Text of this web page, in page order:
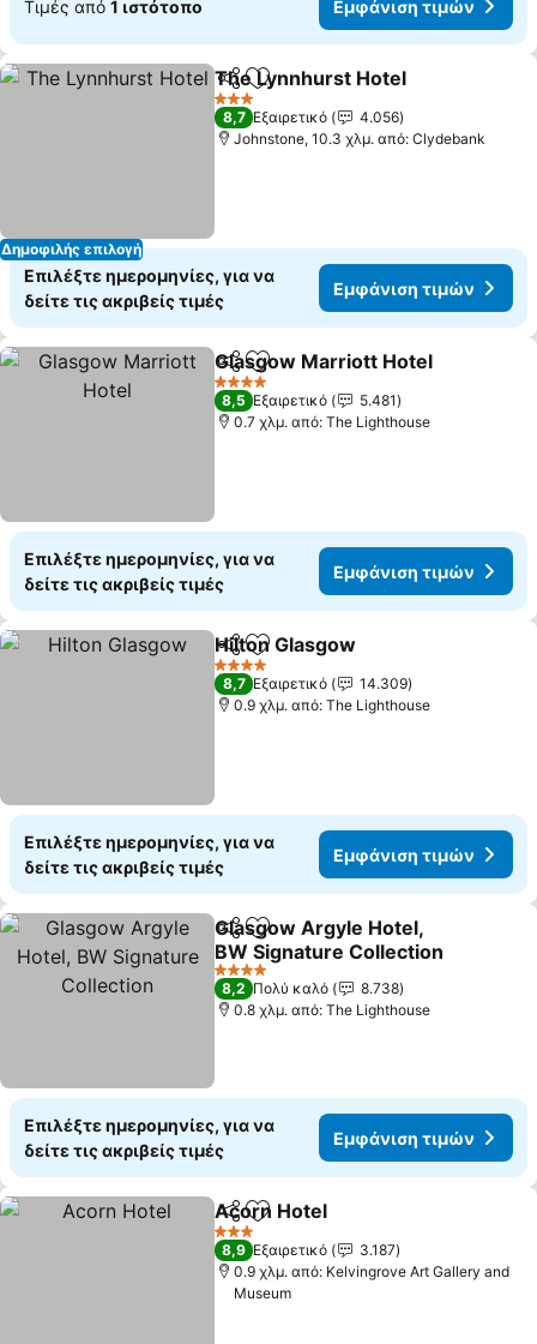
Τιμές από 1 ιστότοπο Εμφάνιση τιμών
Δημοφιλής επιλογή
Κοινοποίηση
Προσθήκη στα αγαπημένα
The Lynnhurst Hotel
3 Αστέρια
8,7 Εξαιρετικό
4.056
Johnstone, 10.3 χλμ. από: Clydebank
Επιλέξτε ημερομηνίες, για να
δείτε τις ακριβείς τιμές
Εμφάνιση τιμών
Κοινοποίηση
Προσθήκη στα αγαπημένα
Glasgow Marriott Hotel
4 Αστέρια
8,5 Εξαιρετικό
5.481
0.7 χλμ. από: The Lighthouse
Επιλέξτε ημερομηνίες, για να
δείτε τις ακριβείς τιμές
Εμφάνιση τιμών
Κοινοποίηση
Προσθήκη στα αγαπημένα
Hilton Glasgow
4 Αστέρια
8,7 Εξαιρετικό
14.309
0.9 χλμ. από: The Lighthouse
Επιλέξτε ημερομηνίες, για να
δείτε τις ακριβείς τιμές
Εμφάνιση τιμών
Κοινοποίηση
Προσθήκη στα αγαπημένα
Glasgow Argyle Hotel,
BW Signature Collection
Εμφάνιση τιμών
4 Αστέρια
8,2 Πολύ καλό
8.738
0.8 χλμ. από: The Lighthouse
Επιλέξτε ημερομηνίες, για να
δείτε τις ακριβείς τιμές
Εμφάνιση τιμών
Κοινοποίηση
Προσθήκη στα αγαπημένα
Acorn Hotel
3 Αστέρια
8,9 Εξαιρετικό
3.187
0.9 χλμ. από: Kelvingrove Art Gallery and
Museum